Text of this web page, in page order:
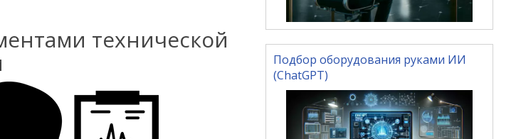
технической
Подбор оборудования руками ИИ
(ChatGPT)